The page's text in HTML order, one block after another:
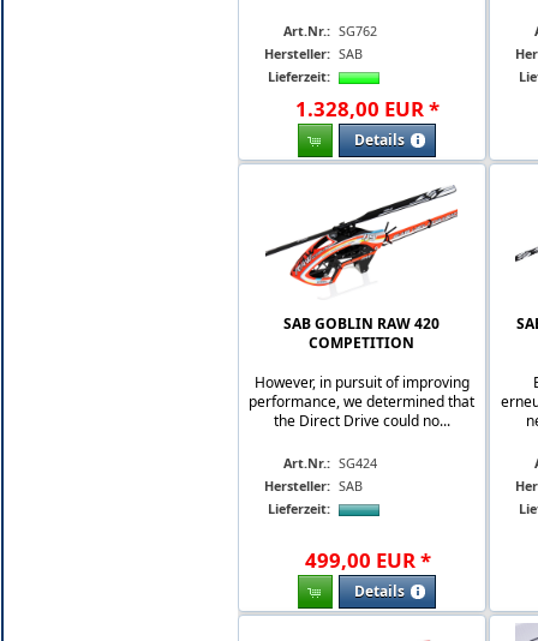
Art.Nr.: SG762
Hersteller: SAB
Lieferzeit:
1.328,00 EUR*
Details
SAB GOBLIN RAW 420
COMPETITION
However, in pursuit of improving
performance, we determined that
the Direct Drive could no...
Art.Nr.: SG424
Hersteller: SAB
Lieferzeit:
499,00 EUR*
Details